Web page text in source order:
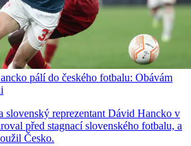
pálí do českého fotbalu: Obávám
slovenský reprezentant Dávid Hancko v
před stagnací slovenského fotbalu, a
Česko.